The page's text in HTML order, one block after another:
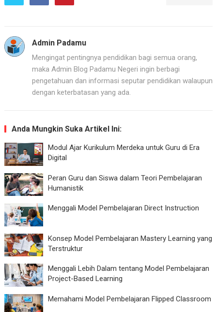
Admin Padamu
Mengingat pentingnya pendidikan bagi semua orang,
maka Admin Blog Padamu Negeri ingin berbagi
pengetahuan dan informasi seputar pendidikan walaupun
dengan keterbatasan yang ada.
Anda Mungkin Suka Artikel Ini:
Modul Ajar Kurikulum Merdeka untuk Guru di Era
Digital
Peran Guru dan Siswa dalam Teori Pembelajaran
Humanistik
Menggali Model Pembelajaran Direct Instruction
Konsep Model Pembelajaran Mastery Learning yang
Terstruktur
Menggali Lebih Dalam tentang Model Pembelajaran
Project-Based Learning
Memahami Model Pembelajaran Flipped Classroom